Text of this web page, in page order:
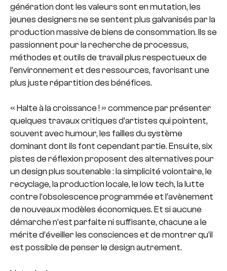
génération dont les valeurs sont en mutation, les
jeunes designers ne se sentent plus galvanisés par la
production massive de biens de consommation. Ils se
passionnent pour la recherche de processus,
méthodes et outils de travail plus respectueux de
l’environnement et des ressources, favorisant une
plus juste répartition des bénéfices.
« Halte à la croissance ! » commence par présenter
quelques travaux critiques d’artistes qui pointent,
souvent avec humour, les failles du système
dominant dont ils font cependant partie. Ensuite, six
pistes de réflexion proposent des alternatives pour
un design plus soutenable : la simplicité volontaire, le
recyclage, la production locale, le low tech, la lutte
contre l’obsolescence programmée et l’avènement
de nouveaux modèles économiques. Et si aucune
démarche n’est parfaite ni suffisante, chacune a le
mérite d’éveiller les consciences et de montrer qu’il
est possible de penser le design autrement.